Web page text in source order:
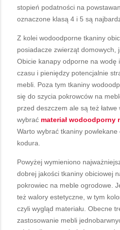
stopień podatności na
oznaczone klasą 4 i 5 są
Z kolei wodoodporne tkaniny
posiadacze zwierząt domowych,
Obicie kanapy odporne na wodę
czasu i pieniędzy potencjalnie
mebli. Poza tym tkaniny
się do szycia pokrowców na
przed deszczem ale są też
wybrać materiał wodoodporny
Warto wybrać tkaniny
kodura.
Powyżej wymieniono
dobrej jakości tkaniny obiciowej
pokrowiec na meble ogrodowe.
też walory estetyczne, w tym
czyli wygląd materiału. Obecne
zastosowanie mebli